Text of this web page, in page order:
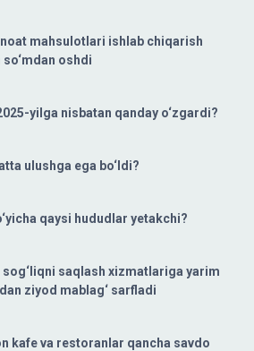
mahsulotlari ishlab chiqarish
oshdi
yilga nisbatan qanday o‘zgardi?
ulushga ega bo‘ldi?
qaysi hududlar yetakchi?
sog‘liqni saqlash xizmatlariga yarim
ziyod mablag‘ sarfladi
kafe va restoranlar qancha savdo